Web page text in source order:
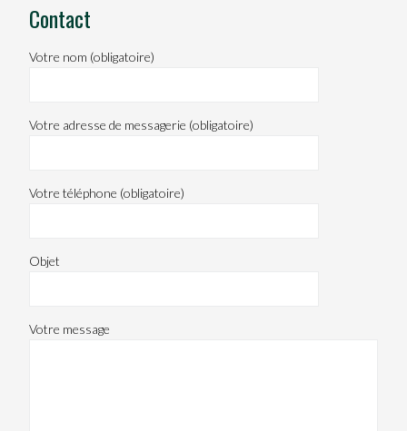
Contact
Votre nom (obligatoire)
Votre adresse de messagerie (obligatoire)
Votre téléphone (obligatoire)
Objet
Votre message